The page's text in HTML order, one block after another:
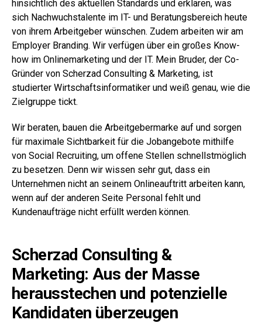
hinsichtlich des aktuellen Standards und erklären, was
sich Nachwuchstalente im IT- und Beratungsbereich heute
von ihrem Arbeitgeber wünschen. Zudem arbeiten wir am
Employer Branding. Wir verfügen über ein großes Know-
how im Onlinemarketing und der IT. Mein Bruder, der Co-
Gründer von Scherzad Consulting & Marketing, ist
studierter Wirtschaftsinformatiker und weiß genau, wie die
Zielgruppe tickt.
Wir beraten, bauen die Arbeitgebermarke auf und sorgen
für maximale Sichtbarkeit für die Jobangebote mithilfe
von Social Recruiting, um offene Stellen schnellstmöglich
zu besetzen. Denn wir wissen sehr gut, dass ein
Unternehmen nicht an seinem Onlineauftritt arbeiten kann,
wenn auf der anderen Seite Personal fehlt und
Kundenaufträge nicht erfüllt werden können.
Scherzad Consulting &
Marketing: Aus der Masse
herausstechen und potenzielle
Kandidaten überzeugen